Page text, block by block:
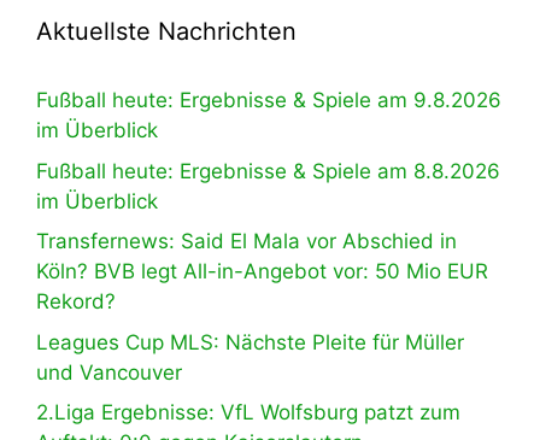
Aktuellste Nachrichten
Fußball heute: Ergebnisse & Spiele am 9.8.2026
im Überblick
Fußball heute: Ergebnisse & Spiele am 8.8.2026
im Überblick
Transfernews: Said El Mala vor Abschied in
Köln? BVB legt All-in-Angebot vor: 50 Mio EUR
Rekord?
Leagues Cup MLS: Nächste Pleite für Müller
und Vancouver
2.Liga Ergebnisse: VfL Wolfsburg patzt zum